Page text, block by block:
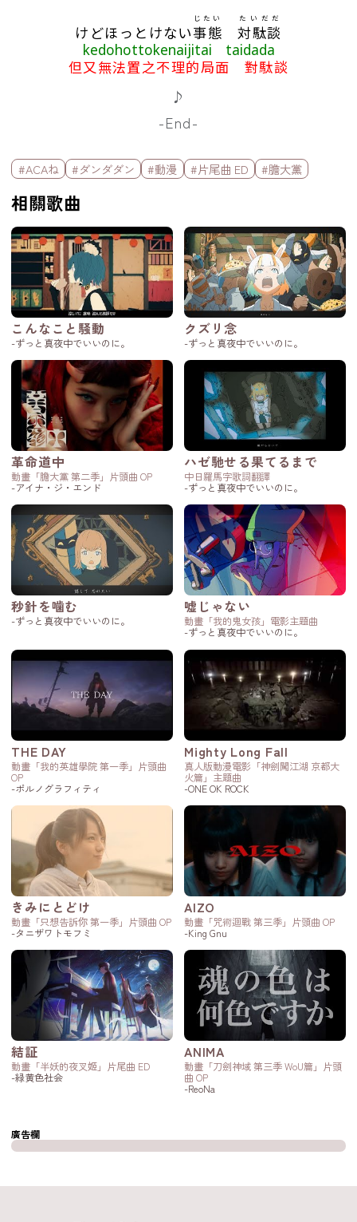
けどほっとけない事態
じたい
対駄談
たいだだ
kedohottokenaijitai taidada
但又無法置之不理的局面 對駄談
♪
-End-
標籤欄
#ACAね #ダンダダン #動漫 #片尾曲 ED #膽大黨
相關歌曲
こんなこと騒動
-ずっと真夜中でいいのに。
クズリ念
-ずっと真夜中でいいのに。
革命道中
動畫「膽大黨 第二季」片頭曲 OP
-アイナ・ジ・エンド
ハゼ馳せる果てるまで
中日羅馬字歌詞翻譯
-ずっと真夜中でいいのに。
秒針を噛む
-ずっと真夜中でいいのに。
嘘じゃない
動畫「我的鬼女孩」電影主題曲
-ずっと真夜中でいいのに。
THE DAY
動畫「我的英雄學院 第一季」片頭曲
OP
-ポルノグラフィティ
Mighty Long Fall
真人版動漫電影「神劍闖江湖 京都大
火篇」主題曲
-ONE OK ROCK
きみにとどけ
動畫「只想告訴你 第一季」片頭曲 OP
-タニザワトモフミ
AIZO
動畫「咒術迴戰 第三季」片頭曲 OP
-King Gnu
結証
動畫「半妖的夜叉姬」片尾曲 ED
-緑黄色社会
ANIMA
動畫「刀劍神域 第三季 WoU篇」片頭
曲 OP
-ReoNa
廣告欄